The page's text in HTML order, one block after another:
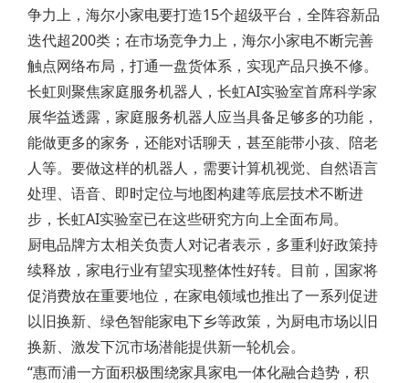
争力上，海尔小家电要打造15个超级平台，全阵容新品
迭代超200类；在市场竞争力上，海尔小家电不断完善
触点网络布局，打通一盘货体系，实现产品只换不修。
长虹则聚焦家庭服务机器人，长虹AI实验室首席科学家
展华益透露，家庭服务机器人应当具备足够多的功能，
能做更多的家务，还能对话聊天，甚至能带小孩、陪老
人等。要做这样的机器人，需要计算机视觉、自然语言
处理、语音、即时定位与地图构建等底层技术不断进
步，长虹AI实验室已在这些研究方向上全面布局。
厨电品牌方太相关负责人对记者表示，多重利好政策持
续释放，家电行业有望实现整体性好转。目前，国家将
促消费放在重要地位，在家电领域也推出了一系列促进
以旧换新、绿色智能家电下乡等政策，为厨电市场以旧
换新、激发下沉市场潜能提供新一轮机会。
“惠而浦一方面积极围绕家具家电一体化融合趋势，积